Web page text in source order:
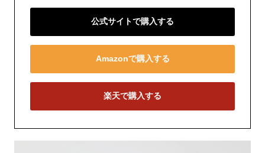
公式サイトで購入する
Amazonで購入する
楽天で購入する